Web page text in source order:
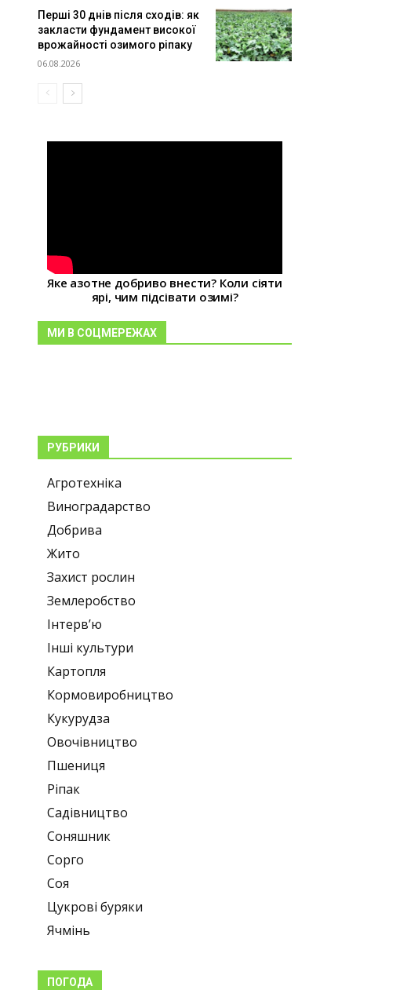
Перші 30 днів після сходів: як
закласти фундамент високої
врожайності озимого ріпаку
06.08.2026
Яке азотне добриво внести? Коли сіяти
ярі, чим підсівати озимі?
МИ В СОЦМЕРЕЖАХ
РУБРИКИ
Агротехніка
Виноградарство
Добрива
Жито
Захист рослин
Землеробство
Інтерв’ю
Інші культури
Картопля
Кормовиробництво
Кукурудза
Овочівництво
Пшениця
Ріпак
Садівництво
Соняшник
Сорго
Соя
Цукрові буряки
Ячмінь
ПОГОДА